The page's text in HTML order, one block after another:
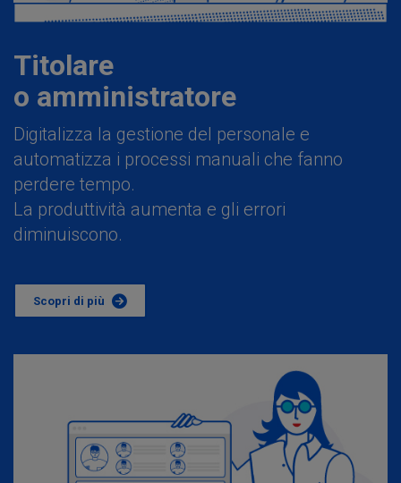
Titolare
o amministratore
Digitalizza la gestione del personale e
automatizza i processi manuali che fanno
perdere tempo.
La produttività aumenta e gli errori
diminuiscono.
Scopri di più